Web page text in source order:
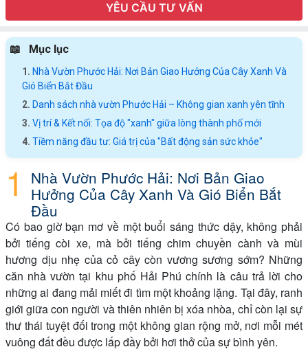
YÊU CẦU TƯ VẤN
Mục lục
Nhà Vườn Phước Hải: Nơi Bản Giao Hưởng Của Cây Xanh Và
Gió Biển Bắt Đầu
Danh sách nhà vườn Phước Hải – Không gian xanh yên tĩnh
Vị trí & Kết nối: Tọa độ "xanh" giữa lòng thành phố mới
Tiềm năng đầu tư: Giá trị của "Bất động sản sức khỏe"
Nhà Vườn Phước Hải: Nơi Bản Giao
Hưởng Của Cây Xanh Và Gió Biển Bắt
Đầu
Có bao giờ bạn mơ về một buổi sáng thức dậy, không phải
bởi tiếng còi xe, mà bởi tiếng chim chuyền cành và mùi
hương dịu nhẹ của cỏ cây còn vương sương sớm? Những
căn nhà vườn tại khu phố Hải Phú chính là câu trả lời cho
những ai đang mải miết đi tìm một khoảng lặng. Tại đây, ranh
giới giữa con người và thiên nhiên bị xóa nhòa, chỉ còn lại sự
thư thái tuyệt đối trong một không gian rộng mở, nơi mỗi mét
vuông đất đều được lấp đầy bởi hơi thở của sự bình yên.